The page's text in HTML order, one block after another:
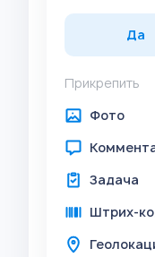
Да
Прикрепить
Фото
Задача
Штрих-